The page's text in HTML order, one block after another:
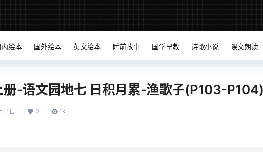
内绘本 国外绘本 英文绘本 睡前故事 国学早教 诗歌小说 课文朗读
册-语文园地七 日积月累-渔歌子(P103-P104)
11日 0 1k